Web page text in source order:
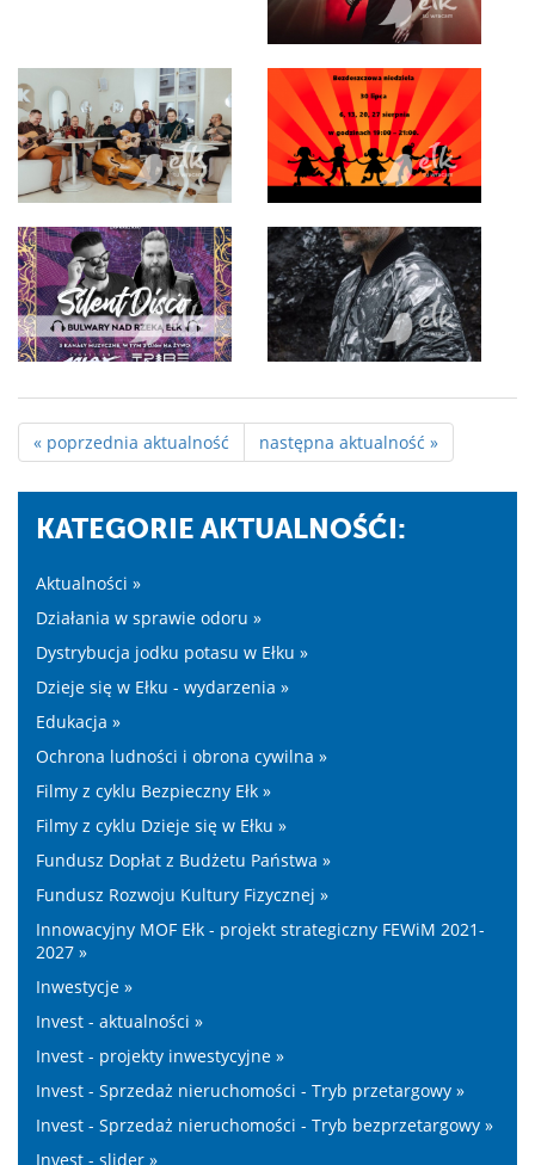
« poprzednia aktualność następna aktualność »
KATEGORIE AKTUALNOŚĆI:
Aktualności »
Działania w sprawie odoru »
Dystrybucja jodku potasu w Ełku »
Dzieje się w Ełku - wydarzenia »
Edukacja »
Ochrona ludności i obrona cywilna »
Filmy z cyklu Bezpieczny Ełk »
Filmy z cyklu Dzieje się w Ełku »
Fundusz Dopłat z Budżetu Państwa »
Fundusz Rozwoju Kultury Fizycznej »
Innowacyjny MOF Ełk - projekt strategiczny FEWiM 2021-
2027 »
Inwestycje »
Invest - aktualności »
Invest - projekty inwestycyjne »
Invest - Sprzedaż nieruchomości - Tryb przetargowy »
Invest - Sprzedaż nieruchomości - Tryb bezprzetargowy »
Invest - slider »